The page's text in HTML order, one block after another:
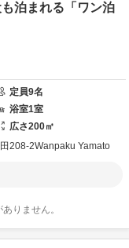
泊まれる「ワン泊
定員9名
浴室1室
広さ200㎡
208-2Wanpaku Yamato
りません。